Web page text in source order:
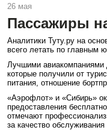
26 мая
Пассажиры
Аналитики Туту.ру на
всего летать по главным
Лучшими авиакомпаниями
которые получили от
питания, отношение
«Аэрофлот» и «Сибирь»
предоставления
отмечают
за качество